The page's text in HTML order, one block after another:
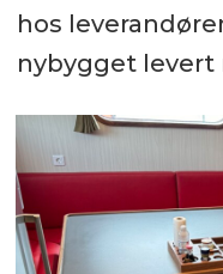
hos
nybygget levert